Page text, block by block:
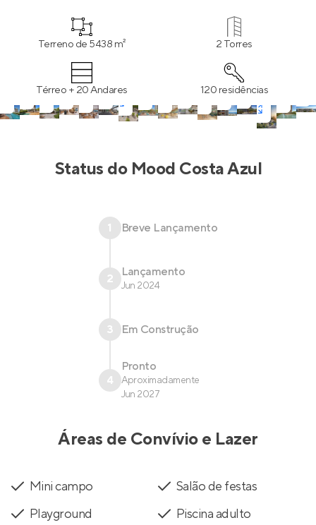
Terreno de 5438 m² 2 Torres
Térreo + 20 Andares 120 residências
Status do Mood Costa Azul
1 Breve Lançamento
2 Lançamento
Jun 2024
3 Em Construção
4
Pronto
Aproximadamente
Jun 2027
Áreas de Convívio e Lazer
Mini campo
Salão de festas
Playground
Piscina adulto